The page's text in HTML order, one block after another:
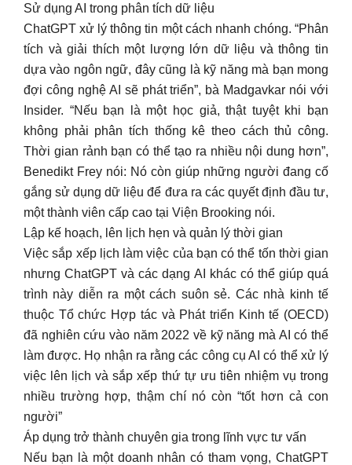
Sử dụng AI trong phân tích dữ liệu
ChatGPT xử lý thông tin một cách nhanh chóng. “Phân
tích và giải thích một lượng lớn dữ liệu và thông tin
dựa vào ngôn ngữ, đây cũng là kỹ năng mà bạn mong
đợi công nghệ AI sẽ phát triển”, bà Madgavkar nói với
Insider. “Nếu bạn là một học giả, thật tuyệt khi bạn
không phải phân tích thống kê theo cách thủ công.
Thời gian rảnh bạn có thể tạo ra nhiều nội dung hơn”,
Benedikt Frey nói: Nó còn giúp những người đang cố
gắng sử dụng dữ liệu để đưa ra các quyết định đầu tư,
một thành viên cấp cao tại Viện Brooking nói.
Lập kế hoạch, lên lịch hẹn và quản lý thời gian
Việc sắp xếp lịch làm việc của bạn có thể tốn thời gian
nhưng ChatGPT và các dạng AI khác có thể giúp quá
trình này diễn ra một cách suôn sẻ. Các nhà kinh tế
thuộc Tổ chức Hợp tác và Phát triển Kinh tế (OECD)
đã nghiên cứu vào năm 2022 về kỹ năng mà AI có thể
làm được. Họ nhận ra rằng các công cụ AI có thể xử lý
việc lên lịch và sắp xếp thứ tự ưu tiên nhiệm vụ trong
nhiều trường hợp, thậm chí nó còn “tốt hơn cả con
người”
Áp dụng trở thành chuyên gia trong lĩnh vực tư vấn
Nếu bạn là một doanh nhân có tham vọng, ChatGPT